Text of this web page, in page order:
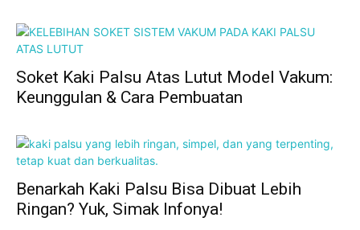
Soket Kaki Palsu Atas Lutut Model Vakum:
Keunggulan & Cara Pembuatan
Benarkah Kaki Palsu Bisa Dibuat Lebih
Ringan? Yuk, Simak Infonya!